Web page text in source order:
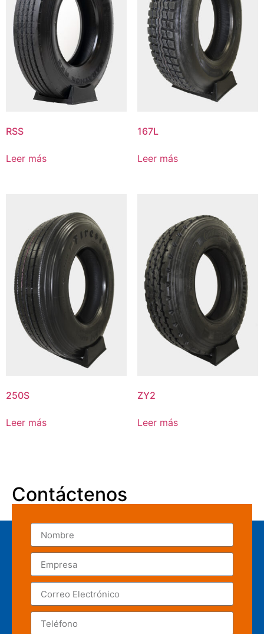
RSS
Leer más
167L
Leer más
250S
Leer más
ZY2
Leer más
Contáctenos